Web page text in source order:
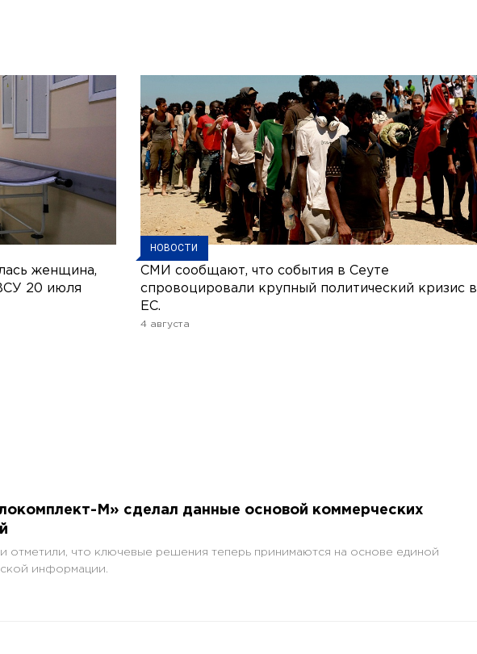
женщина,
20 июля
НОВОСТИ
СМИ сообщают, что события в Сеуте
спровоцировали крупный политический кризис в
ЕС.
4 августа
М» сделал данные основой коммерческих
отметили, что ключевые решения теперь принимаются на основе единой
информации.